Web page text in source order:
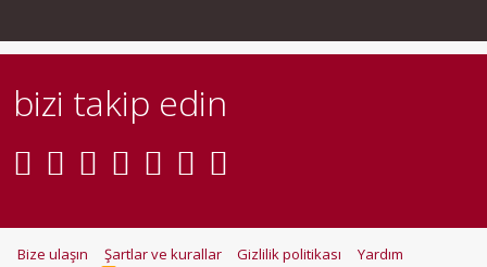
bizi takip edin
Bize ulaşın Şartlar ve kurallar Gizlilik politikası
Yardım